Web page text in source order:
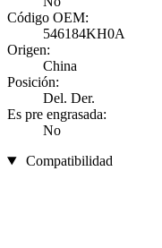
Código OEM:
546184KH0A
Origen:
China
Posición:
Del. Der.
Es pre engrasada:
No
Compatibilidad